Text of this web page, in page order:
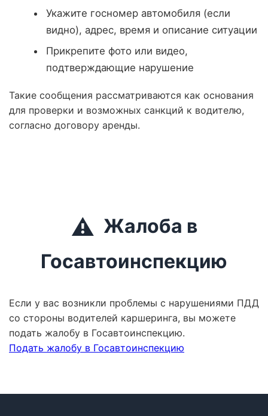
Укажите госномер автомобиля (если
видно), адрес, время и описание ситуации
Прикрепите фото или видео,
подтверждающие нарушение
Такие сообщения рассматриваются как основания
для проверки и возможных санкций к водителю,
согласно договору аренды.
⚠️ Жалоба в
Госавтоинспекцию
Если у вас возникли проблемы с нарушениями ПДД
со стороны водителей каршеринга, вы можете
подать жалобу в Госавтоинспекцию.
Подать жалобу в Госавтоинспекцию